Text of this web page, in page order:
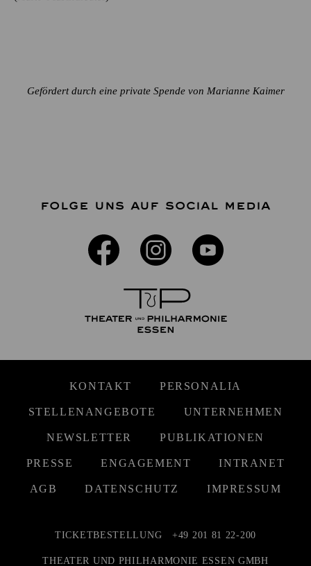
Gefördert durch eine private Spende von Marianne Kaimer
FOLGE UNS AUF SOCIAL MEDIA
KONTAKT PERSONALIA
STELLENANGEBOTE UNTERNEHMEN
NEWSLETTER PUBLIKATIONEN
PRESSE ENGAGEMENT INTRANET
AGB DATENSCHUTZ IMPRESSUM
TICKETBESTELLUNG +49 201 81 22-200
THEATER UND PHILHARMONIE ESSEN GMBH